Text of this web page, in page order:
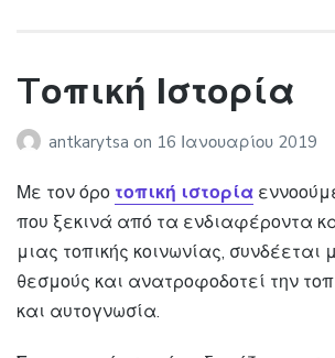
Tοπική Ιστορία
antkarytsa on 16 Ιανουαρίου 2019
Με τον όρο τοπική ιστορία
που ξεκινά από τα ενδιαφέροντα
μιας τοπικής κοινωνίας, συνδέεται
θεσμούς και ανατροφοδοτεί την
και αυτογνωσία.